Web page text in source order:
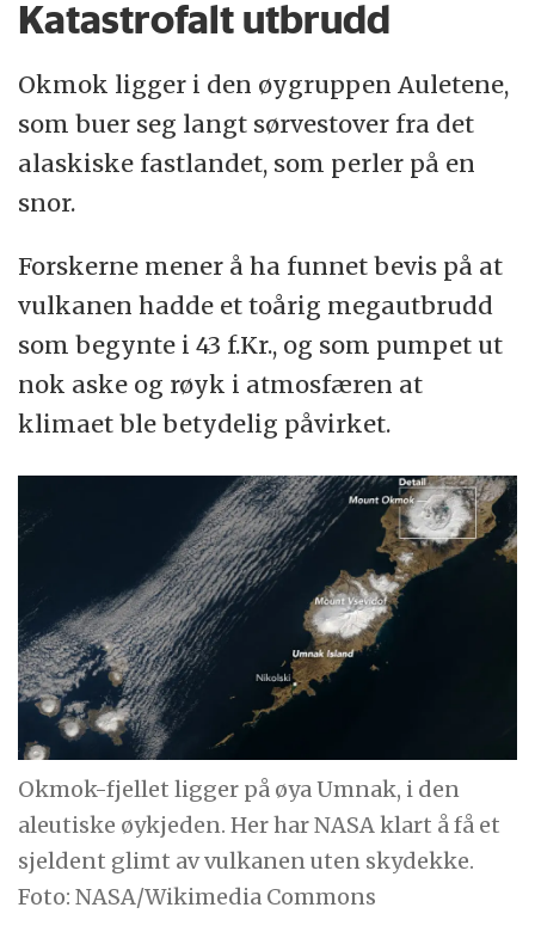
Katastrofalt utbrudd
Okmok ligger i den øygruppen Auletene,
som buer seg langt sørvestover fra det
alaskiske fastlandet, som perler på en
snor.
Forskerne mener å ha funnet bevis på at
vulkanen hadde et toårig megautbrudd
som begynte i 43 f.Kr., og som pumpet ut
nok aske og røyk i atmosfæren at
klimaet ble betydelig påvirket.
Okmok-fjellet ligger på øya Umnak, i den
aleutiske øykjeden. Her har NASA klart å få et
sjeldent glimt av vulkanen uten skydekke.
Foto: NASA/Wikimedia Commons